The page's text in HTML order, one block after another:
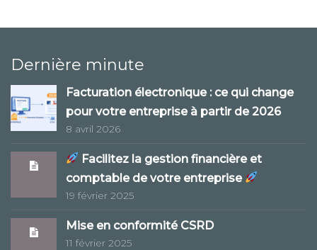
Dernière minute
Facturation électronique : ce qui change
pour votre entreprise à partir de 2026
8 avril 2026
Facilitez la gestion financière et
comptable de votre entreprise
19 février 2025
Mise en conformité CSRD
11 février 2025